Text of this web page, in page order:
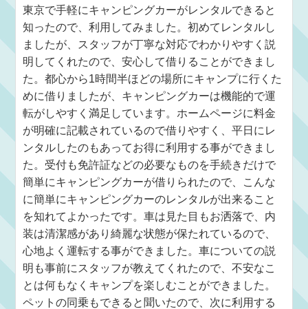
東京で手軽にキャンピングカーがレンタルできると
知ったので、利用してみました。初めてレンタルし
ましたが、スタッフが丁寧な対応でわかりやすく説
明してくれたので、安心して借りることができまし
た。都心から1時間半ほどの場所にキャンプに行くた
めに借りましたが、キャンピングカーは機能的で運
転がしやすく満足しています。ホームページに料金
が明確に記載されているので借りやすく、平日にレ
ンタルしたのもあってお得に利用する事ができまし
た。受付も免許証などの必要なものを手続きだけで
簡単にキャンピングカーが借りられたので、こんな
に簡単にキャンピングカーのレンタルが出来ること
を知れてよかったです。車は見た目もお洒落で、内
装は清潔感があり綺麗な状態が保たれているので、
心地よく運転する事ができました。車についての説
明も事前にスタッフが教えてくれたので、不安なこ
とは何もなくキャンプを楽しむことができました。
ペットの同乗もできると聞いたので、次に利用する